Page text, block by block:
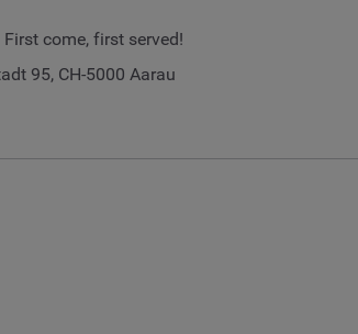
come, first served!
95, CH-5000 Aarau